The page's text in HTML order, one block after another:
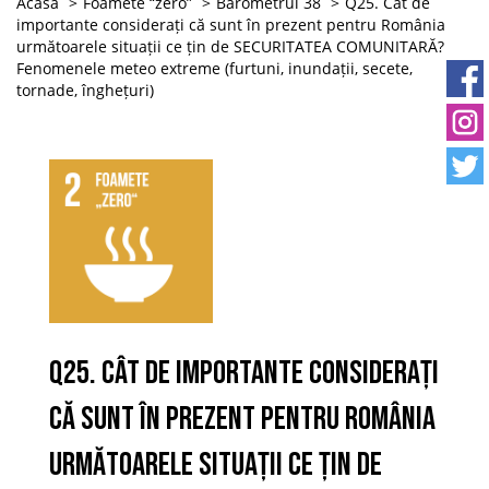
importante considerați că sunt în prezent pentru România
următoarele situații ce țin de SECURITATEA COMUNITARĂ?
Fenomenele meteo extreme (furtuni, inundații, secete,
tornade, înghețuri)
Q25. Cât de importante considerați
că sunt în prezent pentru România
următoarele situații ce țin de